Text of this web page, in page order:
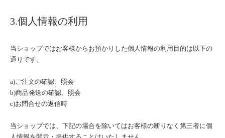
3.個人情報の利用
当ショップではお客様からお預かりした個人情報の利用目的は以下の
通りです。
a)ご注文の確認、照会
b)商品発送の確認、照会
c)お問合せの返信時
当ショップでは、下記の場合を除いてはお客様の断りなく第三者に個